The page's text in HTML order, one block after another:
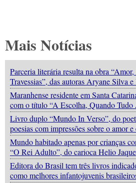
Mais Notícias
Parceria literária resulta na obra
Travessias”, das autoras Aryane Silva
Maranhense residente em Santa
com o título “A Escolha, Quando Tudo
Livro duplo “Mundo In Verso”, do
poesias com impressões sobre o amor
Mundo habitado apenas por crianças
“O Rei Adulto”, do carioca Helio
Editora do Brasil tem três livros
como melhores infantojuvenis